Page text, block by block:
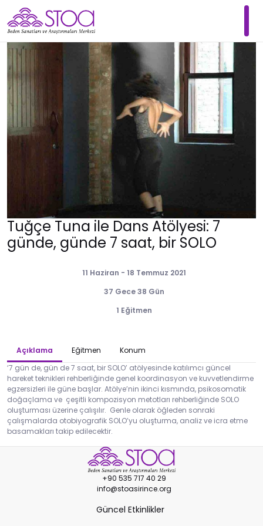
Tuğçe Tuna ile Dans Atölyesi: 7
günde, günde 7 saat, bir SOLO
11 Haziran - 18 Temmuz 2021
37 Gece 38 Gün
1 Eğitmen
Açıklama Eğitmen
Konum
‘7 gün de, gün de 7 saat, bir SOLO’ atölyesinde katılımcı güncel
hareket teknikleri rehberliğinde genel koordinasyon ve kuvvetlendirme
egzersizleri ile güne başlar. Atölye’nin ikinci kısmında, psikosomatik
doğaçlama ve çeşitli kompozisyon metotları rehberliğinde SOLO
oluşturması üzerine çalışılır. Genle olarak öğleden sonraki
çalışmalarda otobiyografik SOLO’yu oluşturma, analiz ve icra etme
basamakları takip edilecektir.
+90 535 717 40 29
info@stoasirince.org
Güncel Etkinlikler